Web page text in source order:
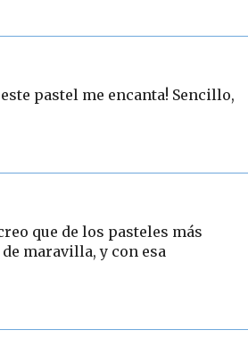
pastel me encanta! Sencillo,
que de los pasteles más
maravilla, y con esa